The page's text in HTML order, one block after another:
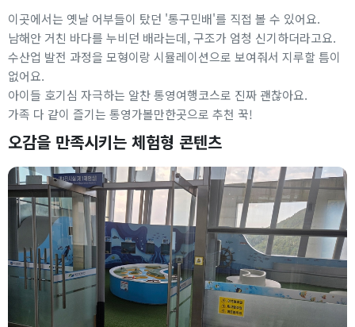
이곳에서는 옛날 어부들이 탔던 '통구민배'를 직접 볼 수 있어요.
남해안 거친 바다를 누비던 배라는데, 구조가 엄청 신기하더라고요.
수산업 발전 과정을 모형이랑 시뮬레이션으로 보여줘서 지루할 틈이
없어요.
아이들 호기심 자극하는 알찬 통영여행코스로 진짜 괜찮아요.
가족 다 같이 즐기는 통영가볼만한곳으로 추천 꾹!
오감을 만족시키는 체험형 콘텐츠